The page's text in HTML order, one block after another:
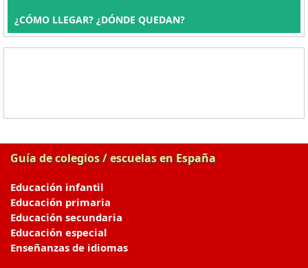
¿CÓMO LLEGAR? ¿DÓNDE QUEDAN?
Guía de colegios / escuelas en España
Educación infantil
Educación primaria
Educación secundaria
Educación especial
Enseñanzas de idiomas